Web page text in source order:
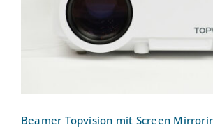
Beamer Topvision mit Screen